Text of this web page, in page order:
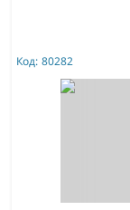
Код: 80282